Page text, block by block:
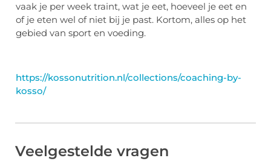
vaak je per week traint, wat je eet, hoeveel je eet en
of je eten wel of niet bij je past. Kortom, alles op het
gebied van sport en voeding.
https://kossonutrition.nl/collections/coaching-by-
kosso/
Veelgestelde vragen